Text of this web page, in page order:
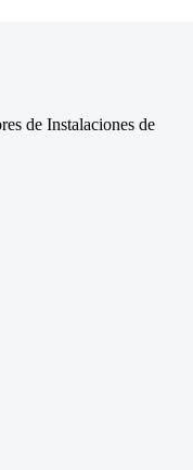
de Instalaciones de